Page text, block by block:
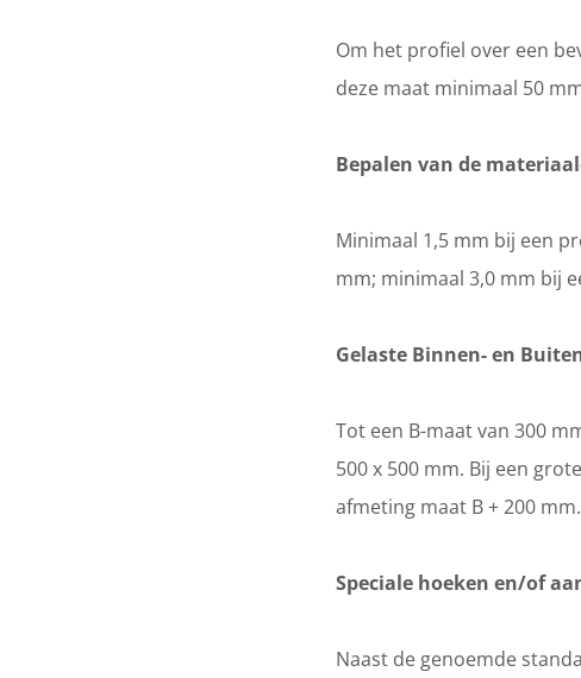
Om het profiel over een
deze maat minimaal 50
Bepalen van de
Minimaal 1,5 mm bij een
mm; minimaal 3,0 mm bij
Gelaste Binnen- en
Tot een B-maat van 300
500 x 500 mm. Bij een
afmeting maat B + 200 mm.
Speciale hoeken en/of
Naast de genoemde